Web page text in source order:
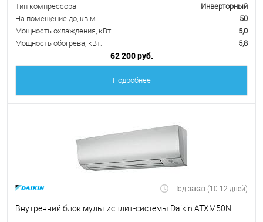
Тип компрессора
Инверторный
На помещение до, кв.м
50
Мощность охлаждения, кВт:
5,0
Мощность обогрева, кВт:
5,8
62 200 руб.
Подробнее
Под заказ (10-12 дней)
Внутренний блок мультисплит-системы Daikin ATXM50N